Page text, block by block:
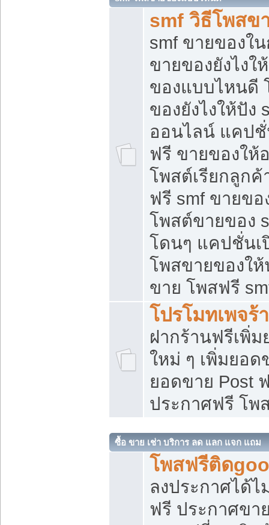
smf วิธีโพสข
smf ขายของใ
ขายของยังไง
ของแบบไหนดี
ของยังไงให้ปั
ออนไลน์ แคป
ฟรี ขายของให้
โพสต์เรียกลูกค้
ฟรี smf ขายขอ
โพสต์ขายของ
โดนๆ แคปชั่นเ
โพสขายของใ
ขาย โพสฟรี
โปรโมทเพจร้
ฝากร้านฟรีเพิ่
ใหม่ ๆ เพิ่มยอด
ยอดขาย Post
ประกาศฟรี โพ
ซื้อ ขาย เช่า บริการ ลด แลก แจก แถม
โพสฟรีติด
ลงประกาศได้
ฟรี ประกาศข